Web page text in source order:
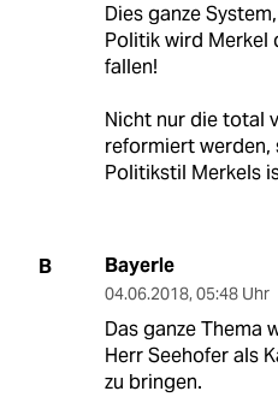
Dies ganze
Politik wird Merkel
fallen!
Nicht nur die total
reformiert werden,
Politikstil Merkels
B Bayerle
04.06.2018, 05:48 Uhr
Das ganze Thema
Herr Seehofer als
zu bringen.